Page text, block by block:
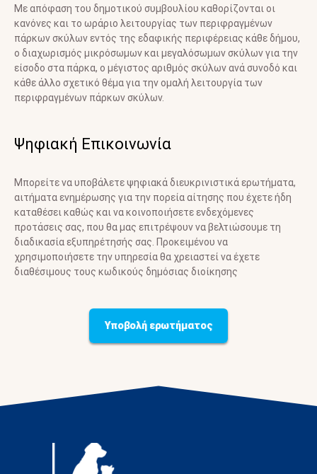
Με απόφαση του δημοτικού συμβουλίου καθορίζονται οι
κανόνες και το ωράριο λειτουργίας των περιφραγμένων
πάρκων σκύλων εντός της εδαφικής περιφέρειας κάθε δήμου,
ο διαχωρισμός μικρόσωμων και μεγαλόσωμων σκύλων για την
είσοδο στα πάρκα, ο μέγιστος αριθμός σκύλων ανά συνοδό και
κάθε άλλο σχετικό θέμα για την ομαλή λειτουργία των
περιφραγμένων πάρκων σκύλων.
Ψηφιακή Επικοινωνία
Μπορείτε να υποβάλετε ψηφιακά διευκρινιστικά ερωτήματα,
αιτήματα ενημέρωσης για την πορεία αίτησης που έχετε ήδη
καταθέσει καθώς και να κοινοποιήσετε ενδεχόμενες
προτάσεις σας, που θα μας επιτρέψουν να βελτιώσουμε τη
διαδικασία εξυπηρέτησής σας. Προκειμένου να
χρησιμοποιήσετε την υπηρεσία θα χρειαστεί να έχετε
διαθέσιμους τους κωδικούς δημόσιας διοίκησης
Υποβολή ερωτήματος